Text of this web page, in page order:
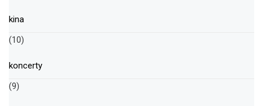
kina
(10)
koncerty
(9)